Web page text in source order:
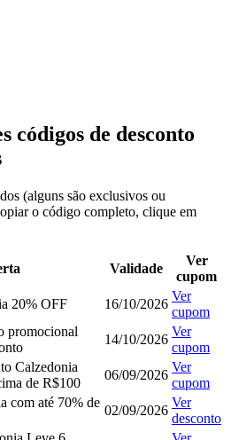
códigos de desconto
(alguns são exclusivos ou
o código completo, clique em
Validade
Ver
cupom
20% OFF 16/10/2026
Ver
cupom
promocional
14/10/2026
Ver
cupom
Calzedonia
de R$100
06/09/2026
Ver
cupom
com até 70% de
02/09/2026
Ver
desconto